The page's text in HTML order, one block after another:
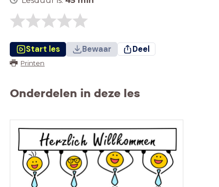
Start les Bewaar Deel
Printen
Onderdelen in deze les